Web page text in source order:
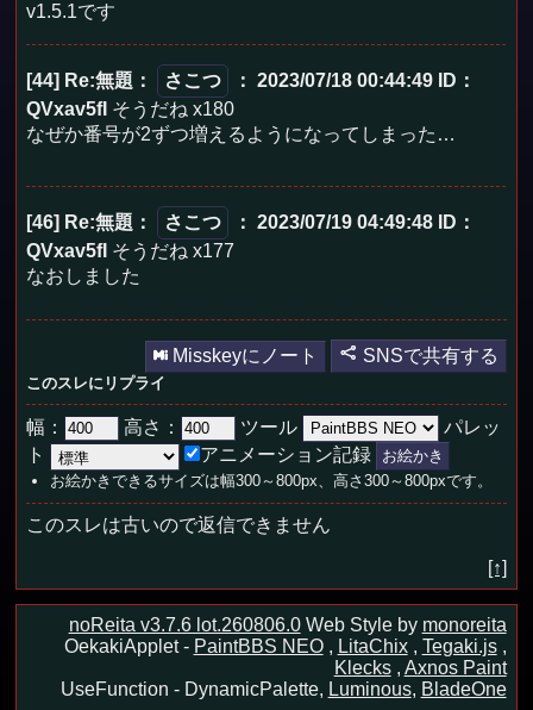
v1.5.1です
[44] Re:無題 ： さこつ ： 2023/07/18 00:44:49
ID：
QVxav5fI そうだね x180
なぜか番号が2ずつ増えるようになってしまった…
[46] Re:無題 ： さこつ ： 2023/07/19 04:49:48
ID：
QVxav5fI そうだね x177
なおしました
Misskeyにノート SNSで共有する
このスレにリプライ
幅： 高さ： ツール
パレッ
ト
アニメーション記録
お絵かきできるサイズは幅300～800px、高さ300～800pxです。
このスレは古いので返信できません
[↑]
noReita v3.7.6 lot.260806.0Web Style by monoreita
OekakiApplet - PaintBBS NEO, LitaChix, Tegaki.js,
Klecks, Axnos Paint
UseFunction - DynamicPalette, Luminous, BladeOne